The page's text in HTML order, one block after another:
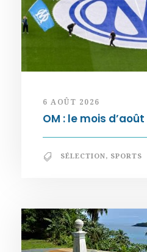
6 AOÛT 2026
OM : le mois
SÉLECTION, SPORTS